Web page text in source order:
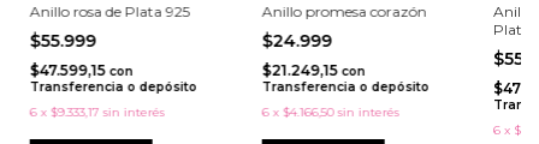
Anillo rosa de Plata 925
$55.999
$47.599,15 con
Transferencia o depósito
6 x $9.333,17 sin interés
Anillo promesa corazón
$24.999
$21.249,15 con
Transferencia o depósito
6 x $4.166,50 sin interés
Anillo
Plata
6 x